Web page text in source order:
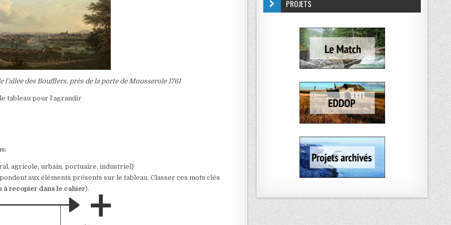
des Boufflers, près de la porte de Mousserole 1761
tableau pour l’agrandir
agricole, urbain, portuaire, industriel)
aux éléments présents sur le tableau. Classer ces mots clés
à recopier dans le cahier).
PROJETS